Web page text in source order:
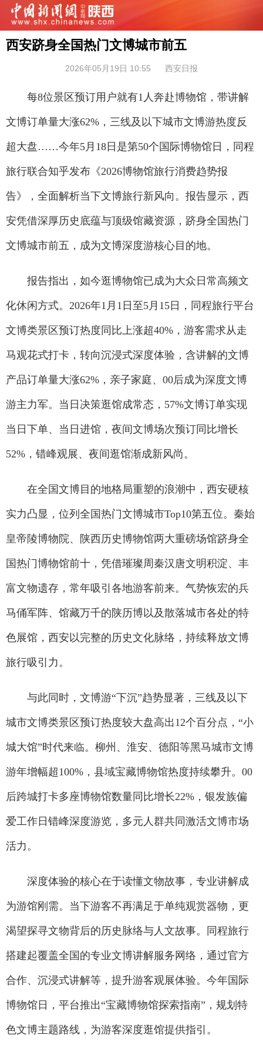
西安跻身全国热门文博城市前五
2026年05月19日 10:55 西安日报
每8位景区预订用户就有1人奔赴博物馆，带讲解
文博订单量大涨62%，三线及以下城市文博游热度反
超大盘……今年5月18日是第50个国际博物馆日，同程
旅行联合知乎发布《2026博物馆旅行消费趋势报
告》，全面解析当下文博旅行新风向。报告显示，西
安凭借深厚历史底蕴与顶级馆藏资源，跻身全国热门
文博城市前五，成为文博深度游核心目的地。
报告指出，如今逛博物馆已成为大众日常高频文
化休闲方式。2026年1月1日至5月15日，同程旅行平台
文博类景区预订热度同比上涨超40%，游客需求从走
马观花式打卡，转向沉浸式深度体验，含讲解的文博
产品订单量大涨62%，亲子家庭、00后成为深度文博
游主力军。当日决策逛馆成常态，57%文博订单实现
当日下单、当日进馆，夜间文博场次预订同比增长
52%，错峰观展、夜间逛馆渐成新风尚。
在全国文博目的地格局重塑的浪潮中，西安硬核
实力凸显，位列全国热门文博城市Top10第五位。秦始
皇帝陵博物院、陕西历史博物馆两大重磅场馆跻身全
国热门博物馆前十，凭借璀璨周秦汉唐文明积淀、丰
富文物遗存，常年吸引各地游客前来。气势恢宏的兵
马俑军阵、馆藏万千的陕历博以及散落城市各处的特
色展馆，西安以完整的历史文化脉络，持续释放文博
旅行吸引力。
与此同时，文博游“下沉”趋势显著，三线及以下
城市文博类景区预订热度较大盘高出12个百分点，“小
城大馆”时代来临。柳州、淮安、德阳等黑马城市文博
游年增幅超100%，县域宝藏博物馆热度持续攀升。00
后跨城打卡多座博物馆数量同比增长22%，银发族偏
爱工作日错峰深度游览，多元人群共同激活文博市场
活力。
深度体验的核心在于读懂文物故事，专业讲解成
为游馆刚需。当下游客不再满足于单纯观赏器物，更
渴望探寻文物背后的历史脉络与人文故事。同程旅行
搭建起覆盖全国的专业文博讲解服务网络，通过官方
合作、沉浸式讲解等，提升游客观展体验。今年国际
博物馆日，平台推出“宝藏博物馆探索指南”，规划特
色文博主题路线，为游客深度逛馆提供指引。